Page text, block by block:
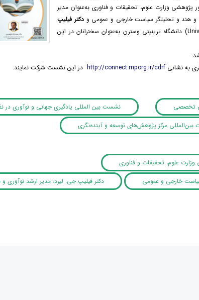
پژوهشی وزارت علوم، تحقیقات و فناوری به‌عنوان مدیر
و هند و تحلیلگر سیاست خارجی و عمومی ودکتر فیلیپ
مدیر ارشد نوآوری و مسئول ارتباطات بین‌المللی (Universities Canada) دانشگاه ترینیتی وسترن به‌عنوان سخنرانان در این
به نشانیhttp://connect.mporg.ir/cdrf در این نشست شرکت نمایند.
تخصصی
نشست بین المللی یادگیری جهانی و نوآوری در
مرکز پژوهش‌های توسعه و آینده‌نگری
وزارت علوم، تحقیقات و فناوری
سیاست خارجی و عمومی
دکتر فیلیپ جی. لیرد؛ مدیر ارشد نوآوری